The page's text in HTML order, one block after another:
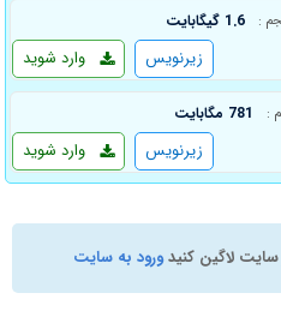
: 1.6 گیگابایت
وارد شوید زیرنویس
: 781 مگابایت
وارد شوید زیرنویس
سایت لاگین کنیدورود به سایت